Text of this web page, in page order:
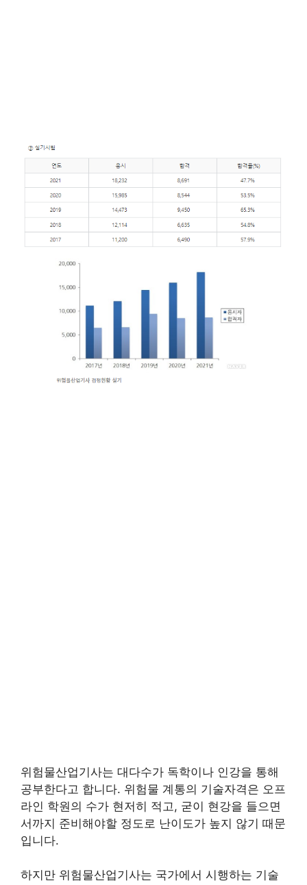
위험물산업기사는 대다수가 독학이나 인강을 통해
공부한다고 합니다. 위험물 계통의 기술자격은 오프
라인 학원의 수가 현저히 적고, 굳이 현강을 들으면
서까지 준비해야할 정도로 난이도가 높지 않기 때문
입니다.
하지만 위험물산업기사는 국가에서 시행하는 기술